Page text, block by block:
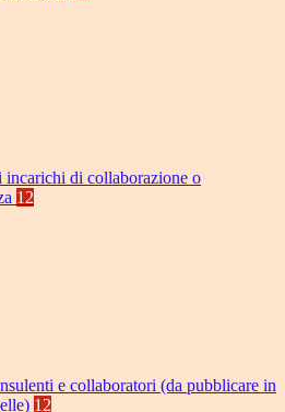
incarichi di collaborazione o
12
e collaboratori (da pubblicare in
12